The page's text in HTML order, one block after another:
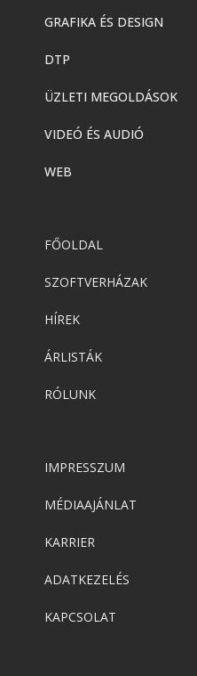
GRAFIKA ÉS DESIGN
DTP
ÜZLETI MEGOLDÁSOK
VIDEÓ ÉS AUDIÓ
WEB
FŐOLDAL
SZOFTVERHÁZAK
HÍREK
ÁRLISTÁK
RÓLUNK
IMPRESSZUM
MÉDIAAJÁNLAT
KARRIER
ADATKEZELÉS
KAPCSOLAT